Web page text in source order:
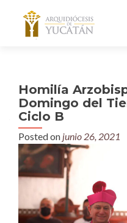
Homilía
Domingo del
Ciclo B
Posted on junio 26, 2021